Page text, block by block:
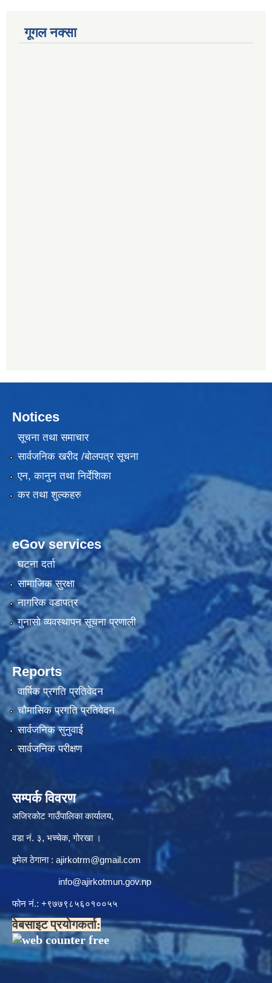
गूगल नक्सा
Notices
सूचना तथा समाचार
सार्वजनिक खरीद /बोलपत्र सूचना
एन, कानुन तथा निर्देशिका
कर तथा शुल्कहरु
eGov services
घटना दर्ता
सामाजिक सुरक्षा
नागरिक वडापत्र
गुनासो व्यवस्थापन सूचना प्रणाली
Reports
वार्षिक प्रगति प्रतिवेदन
चौमासिक प्रगति प्रतिवेदन
सार्वजनिक सुनुवाई
सार्वजनिक परीक्षण
सम्पर्क विवरण
अजिरकोट गाउँपालिका कार्यालय,
वडा नं. ३, भच्चेक, गोरखा ।
इमेल ठेगाना : ajirkotrm@gmail.com
info@ajirkotmun.gov.np
फोन नं.: ‍‌+९७७९८५६०१००५५
वेबसाइट प्रयोगकर्ता: